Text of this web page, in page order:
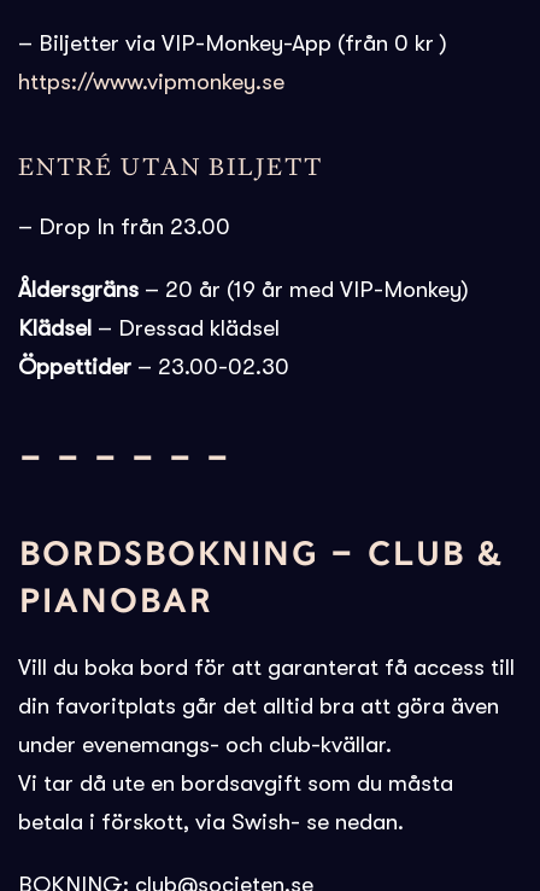
– Biljetter via VIP-Monkey-App (från 0 kr )
https://www.vipmonkey.se
ENTRÉ UTAN BILJETT
– Drop In från 23.00
Åldersgräns – 20 år (19 år med VIP-Monkey)
Klädsel – Dressad klädsel
Öppettider – 23.00-02.30
– – – – – –
BORDSBOKNING – CLUB &
PIANOBAR
Vill du boka bord för att garanterat få access till
din favoritplats går det alltid bra att göra även
under evenemangs- och club-kvällar.
Vi tar då ute en bordsavgift som du måsta
betala i förskott, via Swish- se nedan.
BOKNING: club@societen.se